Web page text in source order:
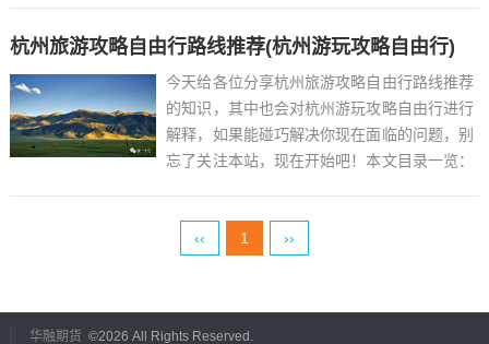
杭州旅游攻略自由行路线推荐(杭州游玩攻略自由行)
今天给各位分享杭州旅游攻略自由行路线推荐
的知识，其中也会对杭州游玩攻略自由行进行
解释，如果能碰巧解决你现在面临的问题，别
忘了关注本站，现在开始吧！本文目录一览：
‹‹ 1 ››
华融期货 ©2026 All Rights Reserved.